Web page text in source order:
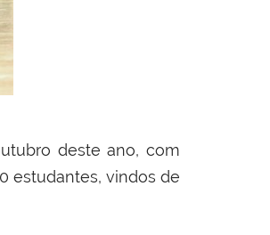
deste ano, com
estudantes, vindos de